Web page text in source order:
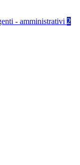
- amministrativi 2